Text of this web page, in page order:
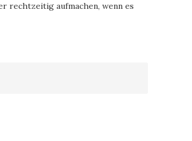
rechtzeitig aufmachen, wenn es